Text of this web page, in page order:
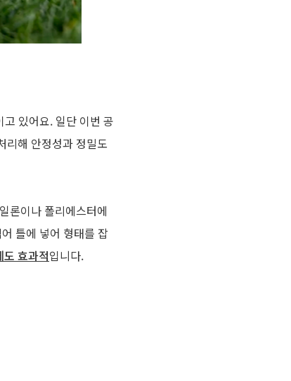
있어요. 일단 이번 공
리해 안정성과 정밀도
론이나 폴리에스터에
틀에 넣어 형태를 잡
효과적입니다.